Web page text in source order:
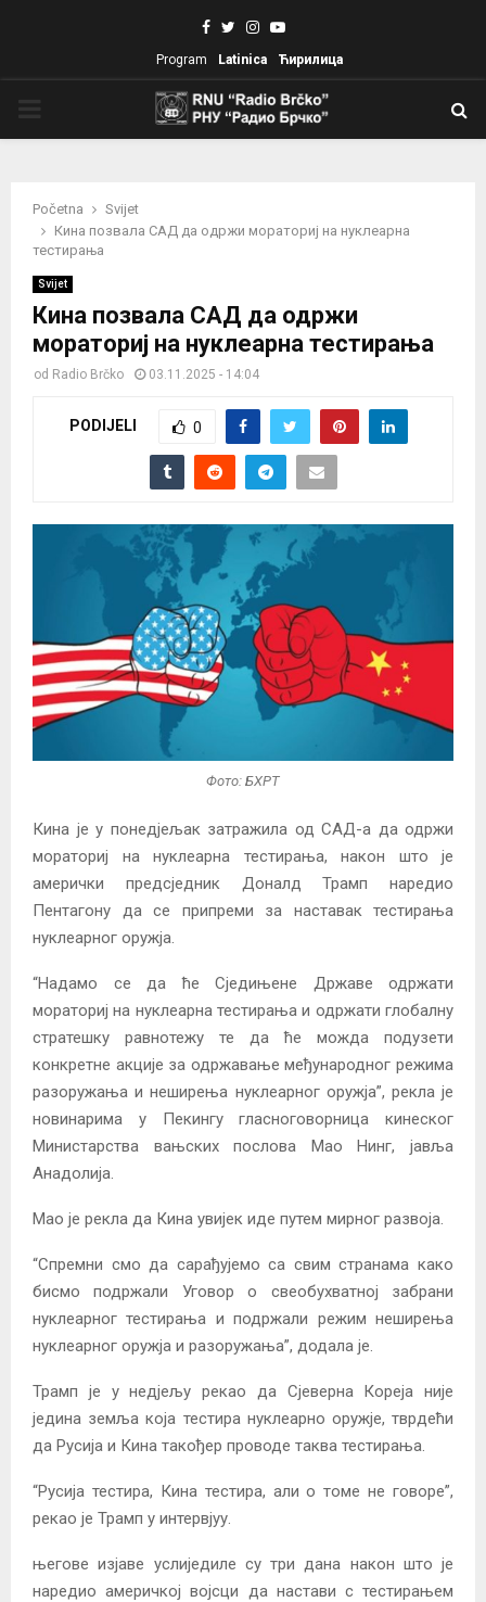
Facebook
TwitterInstagram
Youtube
Program Latinica Ћирилица
Početna
Svijet
Кина позвала САД да одржи мораториј на нуклеарна
тестирања
Svijet
Кина позвала САД да одржи
мораториј на нуклеарна тестирања
od Radio Brčko 03.11.2025 - 14:04
PODIJELI 0
Фото: БХРТ
Кина је у понедјељак затражила од САД-а да одржи
мораториј на нуклеарна тестирања, након што је
амерички предсједник Доналд Трамп наредио
Пентагону да се припреми за наставак тестирања
нуклеарног оружја.
“Надамо се да ће Сједињене Државе одржати
мораториј на нуклеарна тестирања и одржати глобалну
стратешку равнотежу те да ће можда подузети
конкретне акције за одржавање међународног режима
разоружања и неширења нуклеарног оружја”, рекла је
новинарима у Пекингу гласноговорница кинеског
Министарства вањских послова Мао Нинг, јавља
Анадолија.
Мао је рекла да Кина увијек иде путем мирног развоја.
“Спремни смо да сарађујемо са свим странама како
бисмо подржали Уговор о свеобухватној забрани
нуклеарног тестирања и подржали режим неширења
нуклеарног оружја и разоружања”, додала је.
Трамп је у недјељу рекао да Сјеверна Кореја није
једина земља која тестира нуклеарно оружје, тврдећи
да Русија и Кина такођер проводе таква тестирања.
“Русија тестира, Кина тестира, али о томе не говоре”,
рекао је Трамп у интервјуу.
његове изјаве услиједиле су три дана након што је
наредио америчкој војсци да настави с тестирањем